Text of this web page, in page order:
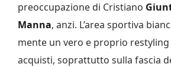
preoccupazione di Cristiano
Manna, anzi. L’area sportiva
mente un vero e proprio
acquisti, soprattutto sulla fascia